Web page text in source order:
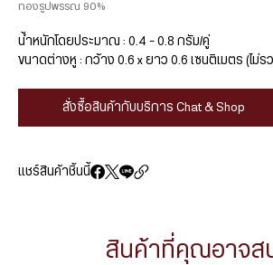
ทองรูปพรรณ 90%
น้ำหนักโดยประมาณ : 0.4 – 0.8 กรัม/คู่
ขนาดต่างหู : กว้าง 0.6 x ยาว 0.6 เซนติเมตร (ไม่ร
สั่งซื้อสินค้ากับบริการ Chat & Shop
แชร์สินค้าชิ้นนี้
สินค้าที่คุณอาจส